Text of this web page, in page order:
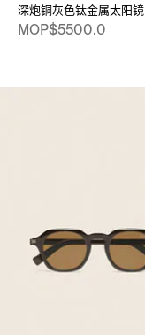
深炮铜灰色钛金属太阳镜
MOP$5500.0